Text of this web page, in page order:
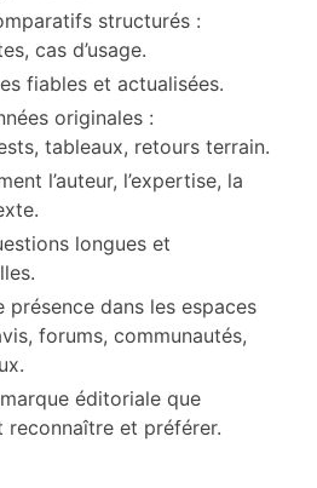
structurés :
cas d’usage.
fiables et actualisées.
originales :
tableaux, retours terrain.
l’auteur, l’expertise, la
longues et
présence dans les espaces
forums, communautés,
éditoriale que
reconnaître et préférer.